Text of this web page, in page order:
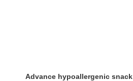
Advance hypoallergenic snack